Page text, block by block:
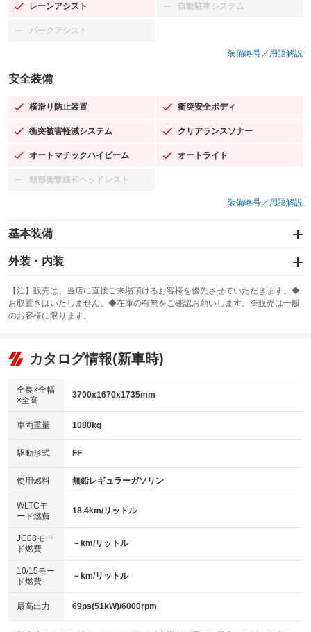
レーンアシスト
：装備あり 自動駐車システム
：装備なし
パークアシスト
：装備なし
装備略号／用語解説
安全装備
横滑り防止装置
：装備あり 衝突安全ボディ
：装備あり
衝突被害軽減システム
：装備あり クリアランスソナー
：装備あり
オートマチックハイビーム
：装備あり オートライト
：装備あり
頸部衝撃緩和ヘッドレスト
：装備なし
装備略号／用語解説
基本装備
エアバッグ：運転席/助手席
：装備あり
：装備あり
サンルーフ
：装備なし ABS
リフトアップ
：装備なし
：装備なし
パワーウィンドウ
アイドリングストップ
：装備あり
USB入力端子
：装備なし
100V電源
：装備なし
センターデフロック
：装備なし
電動格納ミラー
：装備あり
外装・内装
カーナビ：メモリーナビ他
：装備あり
TV：ワンセグ
：装備あり
ビジュアル
：装備なし
アルミホイール
：装備なし
HID(キセノンライト)
バックカメラ
エアロ
：装備なし
ローダウン
：装備なし
ベンチシート
：装備なし
チップアップシート
：装備なし
【注】販売は、当店に直接ご来場頂けるお客様を優先させていただきます。◆
お取置きはいたしません。◆在庫の有無をご確認お願いします。※販売は一般
のお客様に限ります。
カタログ情報(新車時)
全長×全幅
×全高
3700x1670x1735mm
車両重量 1080kg
駆動形式 FF
使用燃料 無鉛レギュラーガソリン
WLTCモ
ード燃費
18.4km/リットル
JC08モー
ド燃費
－km/リットル
10/15モー
ド燃費
－km/リットル
最高出力 69ps(51kW)/6000rpm